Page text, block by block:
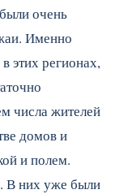
очень
Именно
этих регионах,
числа жителей
домов и
и полем.
В них уже были